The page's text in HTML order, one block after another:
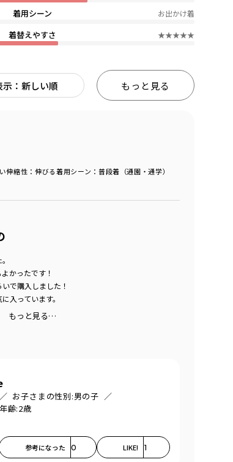
着用シーン お出かけ着
着替えやすさ ★★★★★
示：新しい順 もっと見る
伸縮性 ：伸びる着用シーン ：普段着（通園・通学）
かったです！
で購入しました！
入っています。
もっと見る…
お子さまの性別:男の子
齢:2歳
参考になった 0 LIKE! 1